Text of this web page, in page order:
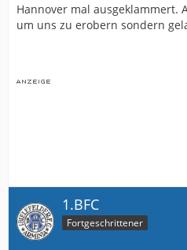
Hannover mal ausgeklammert.
um uns zu erobern sondern
1.BFC
Fortgeschrittener